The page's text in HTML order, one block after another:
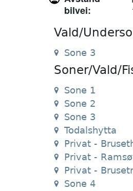
bilvei
Vald/
Sone 3
Soner/Vald/
Sone 1
Sone 2
Sone 3
Todalshytta
Privat -
Privat -
Privat -
Sone 4